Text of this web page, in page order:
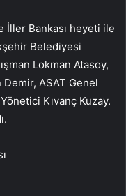
İller Bankası heyeti ile
Belediyesi
Lokman Atasoy,
Demir, ASAT Genel
Kıvanç Kuzay.